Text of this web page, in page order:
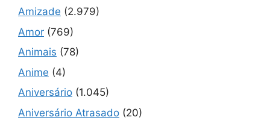
Amizade (2.979)
Amor (769)
Animais (78)
Anime (4)
Aniversário (1.045)
Aniversário Atrasado (20)